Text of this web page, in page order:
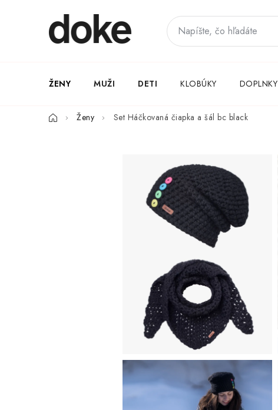
ŽENY MUŽI DETI KLOBÚKY DOPLNKY
DomovŽeny Set Háčkovaná čiapka a šál bc black